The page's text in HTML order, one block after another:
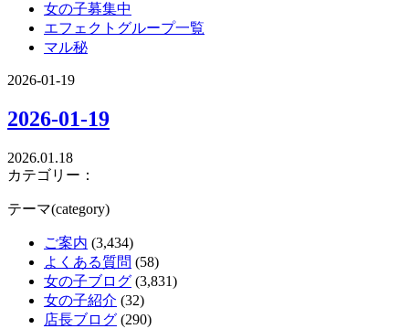
女の子募集中
エフェクトグループ一覧
マル秘
2026-01-19
2026-01-19
2026.01.18
カテゴリー：
テーマ(category)
ご案内 (3,434)
よくある質問 (58)
女の子ブログ (3,831)
女の子紹介 (32)
店長ブログ (290)